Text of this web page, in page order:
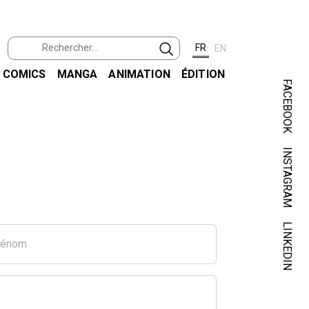
FR EN
COMICS MANGA ANIMATION ÉDITION
FACEBOOK
INSTAGRAM
LINKEDIN